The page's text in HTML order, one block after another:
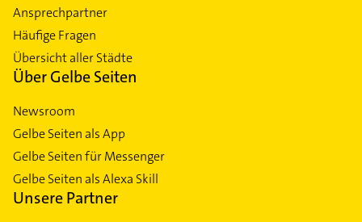
Ansprechpartner
Häufige Fragen
Übersicht aller Städte
Über Gelbe Seiten
Newsroom
Gelbe Seiten als App
Gelbe Seiten für Messenger
Gelbe Seiten als Alexa Skill
Unsere Partner